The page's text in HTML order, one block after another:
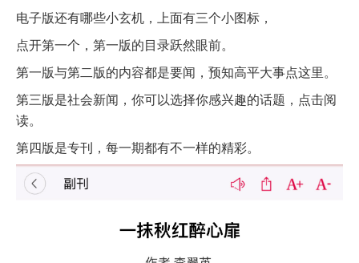
电子版还有哪些小玄机，上面有三个小图标，
点开第一个，第一版的目录跃然眼前。
第一版与第二版的内容都是要闻，预知高平大事点这里。
第三版是社会新闻，你可以选择你感兴趣的话题，点击阅
读。
第四版是专刊，每一期都有不一样的精彩。